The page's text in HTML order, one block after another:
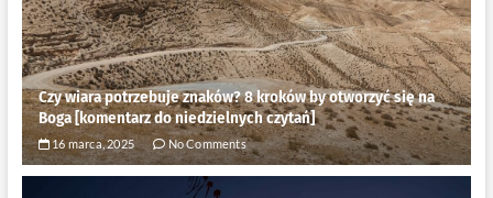
Czy wiara potrzebuje znaków? 8 kroków by otworzyć się na
Boga [komentarz do niedzielnych czytań]
16 marca, 2025 No Comments